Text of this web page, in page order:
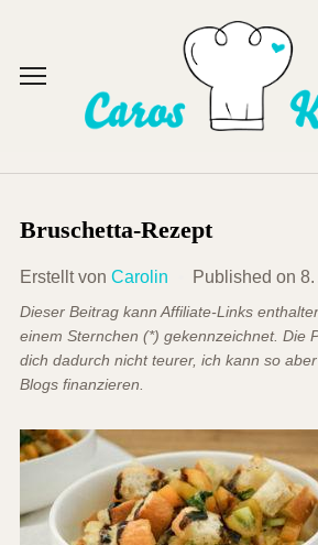
content
Toggle
Bruschetta-Rezept
Erstellt von Carolin Published on 8.
Dieser Beitrag kann Affiliate-Links
einem Sternchen (*) gekennzeichnet. Die
dich dadurch nicht teurer, ich kann so
Blogs finanzieren.